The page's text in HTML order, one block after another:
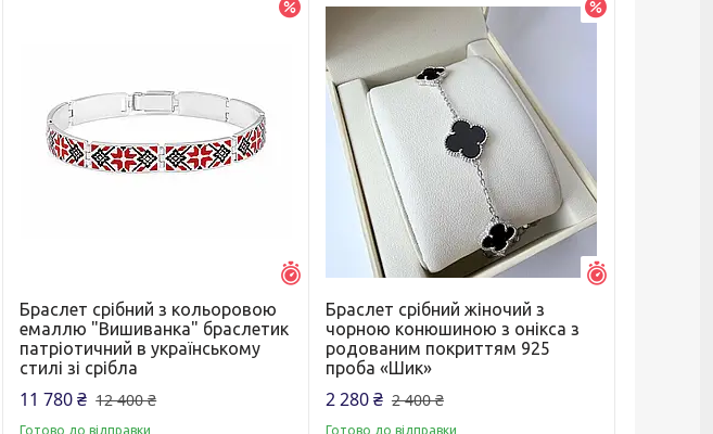
–5%
Залишився 1 день
Браслет срібний з кольоровою
емаллю "Вишиванка" браслетик
патріотичний в українському
стилі зі срібла
11 780 ₴ 12 400 ₴
Готово до відправки
Браслет срібний жіночий з
чорною конюшиною з онікса з
родованим покриттям 925
проба «Шик»
2 280 ₴ 2 400 ₴
Готово до відправки